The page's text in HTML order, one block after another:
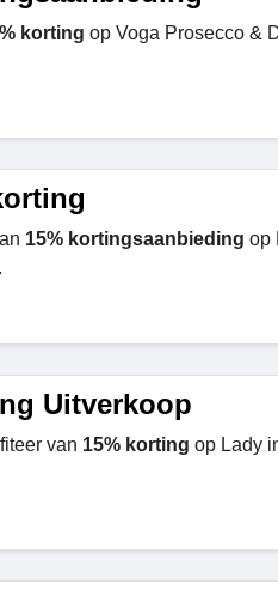
korting op Voga Prosecco &
15% kortingsaanbieding op
Uitverkoop
van 15% korting op Lady